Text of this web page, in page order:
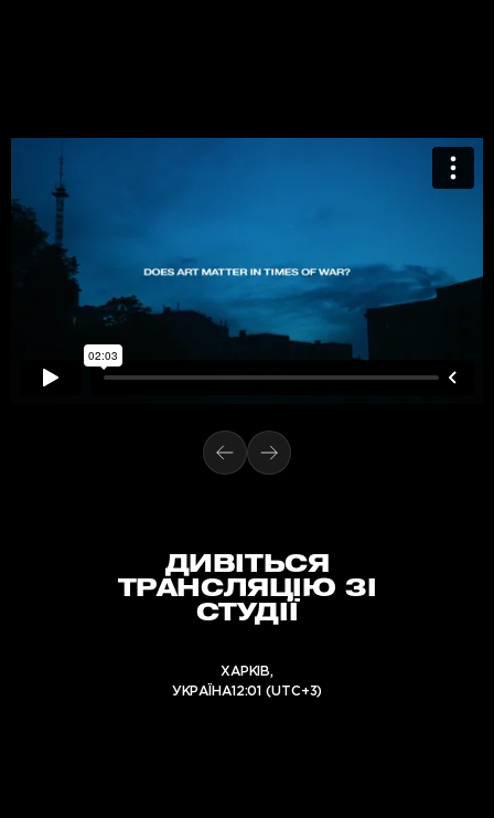
ДИВІТЬСЯ
ТРАНСЛЯЦІЮ ЗІ
СТУДІЇ
ХАРКІВ,
УКРАЇНА12:01 (UTC+3)